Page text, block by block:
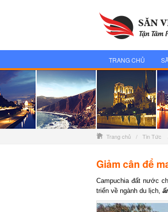
TRANG CHỦ
Trang chủ / Tin Tức
Giảm cân để
Campuchia đất nước
triển về ngành du lịch,